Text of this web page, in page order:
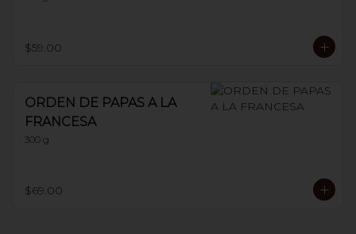
$59.00
ORDEN DE PAPAS A LA
FRANCESA
300 g
$69.00